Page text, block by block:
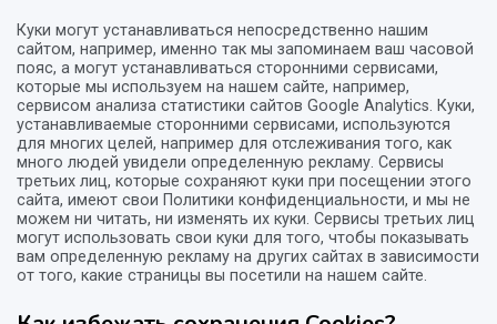
Куки могут устанавливаться непосредственно нашим
сайтом, например, именно так мы запоминаем ваш часовой
пояс, а могут устанавливаться сторонними сервисами,
которые мы используем на нашем сайте, например,
сервисом анализа статистики сайтов Google Analytics. Куки,
устанавливаемые сторонними сервисами, используются
для многих целей, например для отслеживания того, как
много людей увидели определенную рекламу. Сервисы
третьих лиц, которые сохраняют куки при посещении этого
сайта, имеют свои Политики конфиденциальности, и мы не
можем ни читать, ни изменять их куки. Сервисы третьих лиц
могут использовать свои куки для того, чтобы показывать
вам определенную рекламу на других сайтах в зависимости
от того, какие страницы вы посетили на нашем сайте.